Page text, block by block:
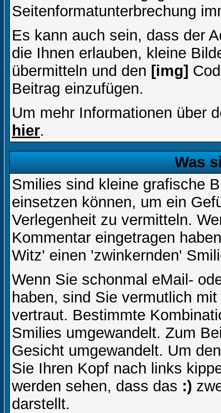
Seitenformatunterbrechung
Es kann auch sein, dass der
die Ihnen erlauben, kleine
übermitteln und den [img]
Beitrag einzufügen.
Um mehr Informationen über
hier.
Was
Smilies sind kleine grafische
einsetzen können, um ein
Verlegenheit zu vermitteln.
Kommentar eingetragen
Witz' einen 'zwinkernden'
Wenn Sie schonmal eMail-
haben, sind Sie vermutlich
vertraut. Bestimmte
Smilies umgewandelt. Zum
Gesicht umgewandelt. Um
Sie Ihren Kopf nach links
werden sehen, dass das :)
darstellt.